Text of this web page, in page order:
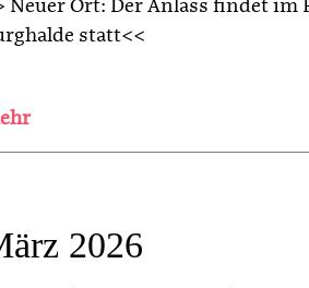
Neuer Ort: Der Anlass findet im
statt<<
2026